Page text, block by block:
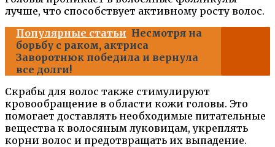
лучше, что способствует активному росту волос.
Популярные статьи Несмотря на
борьбу с раком, актриса
Заворотнюк победила и вернула
все долги!
Скрабы для волос также стимулируют
кровообращение в области кожи головы. Это
помогает доставлять необходимые питательные
вещества к волосяным луковицам, укреплять
корни волос и предотвращать их выпадение.